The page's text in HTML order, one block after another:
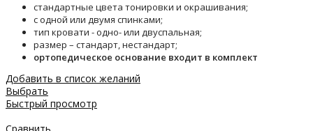
стандартные цвета тонировки и окрашивания;
с одной или двумя спинками;
тип кровати - одно- или двуспальная;
размер – стандарт, нестандарт;
ортопедическое основание входит в комплект
Добавить в список желаний
Выбрать
Быстрый просмотр